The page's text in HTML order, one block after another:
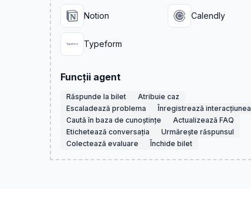
Notion Calendly
Typeform
Funcții agent
Răspunde la bilet
Atribuie caz
Escaladează problema
Înregistrează interacțiunea
Caută în baza de cunoștințe
Actualizează FAQ
Etichetează conversația
Urmărește răspunsul
Colectează evaluare
Închide bilet